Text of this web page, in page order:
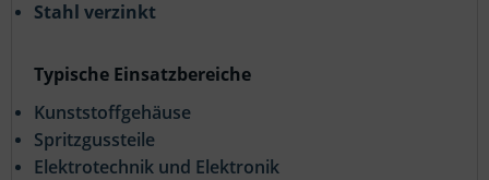
Stahl verzinkt
Typische Einsatzbereiche
Kunststoffgehäuse
Spritzgussteile
Elektrotechnik und Elektronik